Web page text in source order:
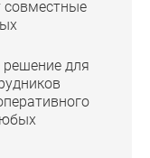
совместные
для